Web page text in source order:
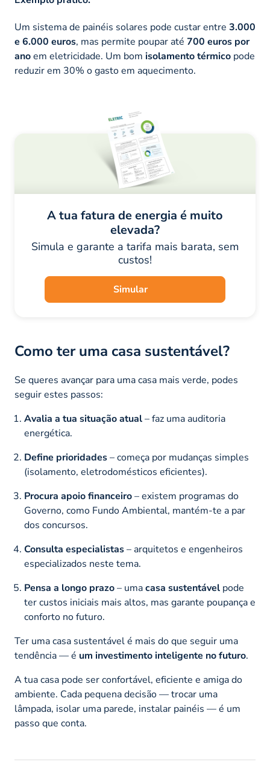
Um sistema de painéis solares pode custar entre 3.000
e 6.000 euros, mas permite poupar até 700 euros por
anoem eletricidade. Um bom isolamento térmico pode
reduzir em 30% o gasto em aquecimento.
A tua fatura de energia é muito
elevada?
Simula e garante a tarifa mais barata, sem
custos!
Simular
Como ter uma casa sustentável?
Se queres avançar para uma casa mais verde, podes
seguir estes passos:
Avalia a tua situação atual– faz uma auditoria
energética.
Define prioridades– começa por mudanças simples
(isolamento, eletrodomésticos eficientes).
Procura apoio financeiro– existem programas do
Governo, como Fundo Ambiental, mantém-te a par
dos concursos.
Consulta especialistas– arquitetos e engenheiros
especializados neste tema.
Pensa a longo prazo– umacasa sustentável pode
ter custos iniciais mais altos, mas garante poupança e
conforto no futuro.
Ter uma casa sustentável é mais do que seguir uma
tendência — é um investimento inteligente no futuro.
A tua casa pode ser confortável, eficiente e amiga do
ambiente. Cada pequena decisão — trocar uma
lâmpada, isolar uma parede, instalar painéis — é um
passo que conta.